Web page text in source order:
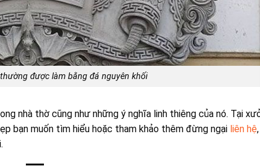
được làm bằng đá nguyên khối
nhà thờ cũng như những ý nghĩa linh thiêng của nó. Tại
bạn muốn tìm hiểu hoặc tham khảo thêm đừng ngại liên hệ